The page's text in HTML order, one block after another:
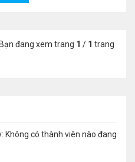
Bạn đang xem trang 1 / 1 trang
Không có thành viên nào đang